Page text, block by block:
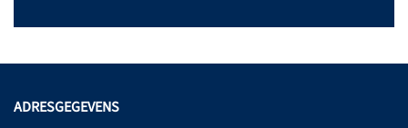
ADRESGEGEVENS